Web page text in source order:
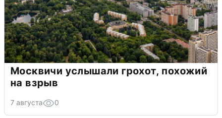
Москвичи услышали грохот, похожий
на взрыв
7 августа 0